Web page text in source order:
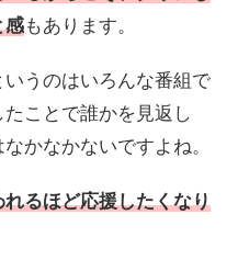
感もあります。
いうのはいろんな番組で
ことで誰かを見返し
かなかないですよね。
るほど応援したくなり